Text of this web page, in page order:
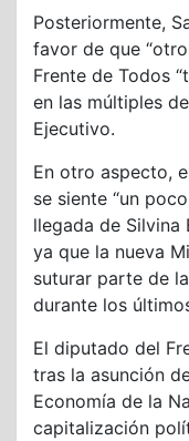
Posteriormente,
favor de que
Frente de Todos
en las múltiples
Ejecutivo.
En otro aspecto,
se siente “un
llegada de Silvina
ya que la nueva
suturar parte de
durante los
El diputado del
tras la asunción
Economía de la
capitalización